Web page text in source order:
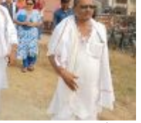
भिड्ने !
दोस्रो स्थान ल्याएकोमा जनमत नेताद्वय